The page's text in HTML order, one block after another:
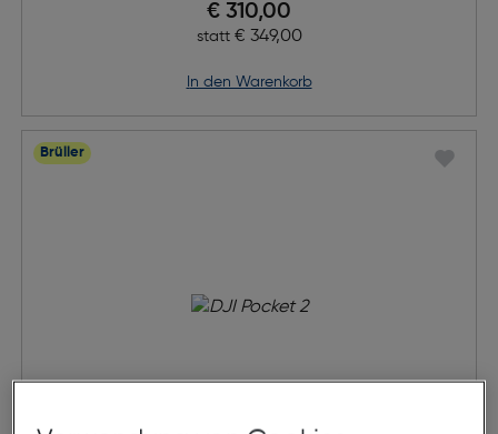
Preis nach Rabatts
€ 310,00
statt Ursprünglicher Preis
€ 349,00
in den Warenkorb
Brüller